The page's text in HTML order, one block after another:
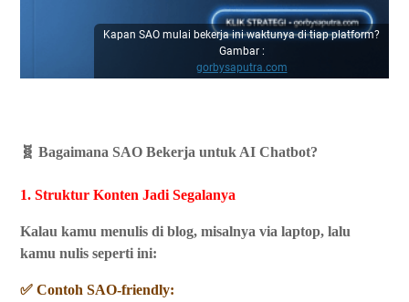
Kapan SAO mulai bekerja ini waktunya di tiap platform?
Gambar :
gorbysaputra.com
🧬 Bagaimana SAO Bekerja untuk AI Chatbot?
1. Struktur Konten Jadi Segalanya
Kalau kamu menulis di blog, misalnya via laptop, lalu
kamu nulis seperti ini:
✅ Contoh SAO-friendly: